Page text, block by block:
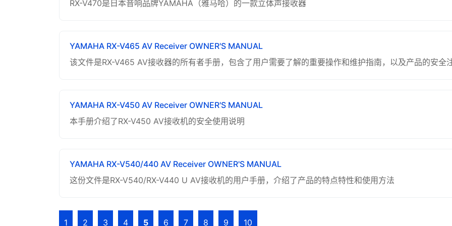
RX-V470是日本音响品牌YAMAHA（雅马哈）的一款立体声接收器
YAMAHA RX-V465 AV Receiver OWNER'S MANUAL
该文件是RX-V465 AV接收器的所有者手册，包含了用户需要了解的重要操作和维护指南，以及产品的安全
YAMAHA RX-V450 AV Receiver OWNER'S MANUAL
本手册介绍了RX-V450 AV接收机的安全使用说明
YAMAHA RX-V540/440 AV Receiver OWNER'S MANUAL
这份文件是RX-V540/RX-V440 U AV接收机的用户手册，介绍了产品的特点特性和使用方法
1 2 3 4 5 6 7 8 9 10